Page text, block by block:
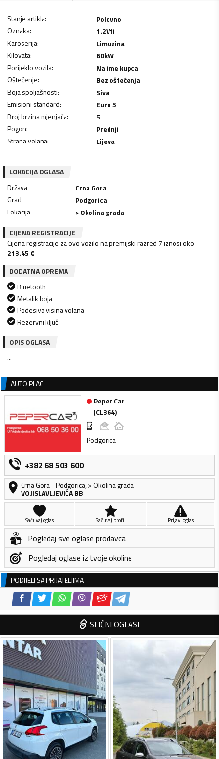
Stanje artikla:
Polovno
Oznaka:
1.2Vti
Karoserija:
Limuzina
Kilovata: 60kW
Porijeklo vozila:
Na ime kupca
Oštećenje:
Bez oštećenja
Boja spoljašnosti:
Siva
Emisioni standard:
Euro 5
Broj brzina mjenjača:
5
Pogon:
Prednji
Strana volana: Lijeva
LOKACIJA OGLASA
Država
Crna Gora
Grad
Podgorica
Lokacija
> Okolina grada
CIJENA REGISTRACIJE
Cijena registracije za ovo vozilo na premijski razred 7 iznosi oko
213.45 €
DODATNA OPREMA
Bluetooth
Metalik boja
Podesiva visina volana
Rezervni ključ
OPIS OGLASA
...
AUTO PLAC
Peper Car
(CL364)
Podgorica
+382 68 503 600
Crna Gora-Podgorica,> Okolina grada
VOJISLAVLJEVIĆA BB
Sačuvaj oglas Sačuvaj profil Prijavi oglas
Pogledaj sve oglase prodavca
Pogledaj oglase iz tvoje okoline
PODIJELI SA PRIJATELJIMA
SLIČNI OGLASI